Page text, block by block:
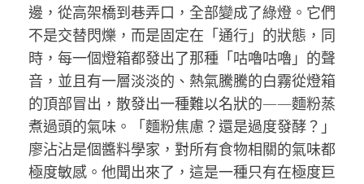
邊，從高架橋到巷弄口，全部變成了綠燈。它們
不是交替閃爍，而是固定在「通行」的狀態，同
時，每一個燈箱都發出了那種「咕嚕咕嚕」的聲
音，並且有一層淡淡的、熱氣騰騰的白霧從燈箱
的頂部冒出，散發出一種難以名狀的——麵粉蒸
煮過頭的氣味。「麵粉焦慮？還是過度發酵？」
廖沾沾是個醬料學家，對所有食物相關的氣味都
極度敏感。他聞出來了，這是一種只有在極度巨